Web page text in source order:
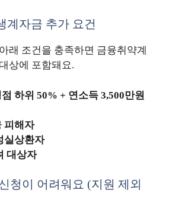
계자금 추가 요건
래 조건을 충족하면 금융취약계
상에 포함돼요.
하위 50% + 연소득 3,500만원
피해자
실상환자
대상자
청이 어려워요 (지원 제외